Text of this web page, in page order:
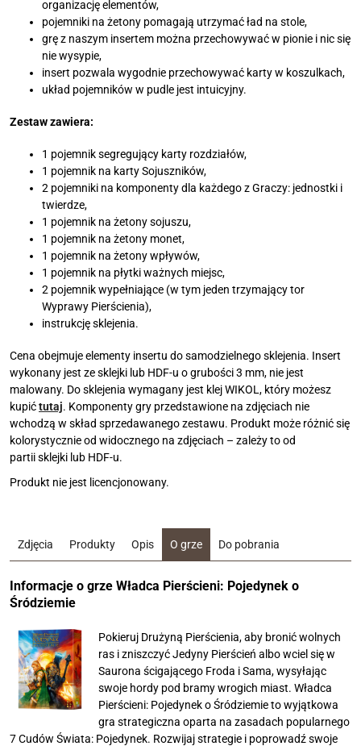
organizację elementów,
pojemniki na żetony pomagają utrzymać ład na stole,
grę z naszym insertem można przechowywać w pionie i nic się
nie wysypie,
insert pozwala wygodnie przechowywać karty w koszulkach,
układ pojemników w pudle jest intuicyjny.
Zestaw zawiera:
1 pojemnik segregujący karty rozdziałów,
1 pojemnik na karty Sojuszników,
2 pojemniki na komponenty dla każdego z Graczy: jednostki i
twierdze,
1 pojemnik na żetony sojuszu,
1 pojemnik na żetony monet,
1 pojemnik na żetony wpływów,
1 pojemnik na płytki ważnych miejsc,
2 pojemnik wypełniające (w tym jeden trzymający tor
Wyprawy Pierścienia),
instrukcję sklejenia.
Cena obejmuje elementy insertu do samodzielnego sklejenia. Insert
wykonany jest ze sklejki lub HDF-u o grubości 3 mm, nie jest
malowany. Do sklejenia wymagany jest klej WIKOL, który możesz
kupićtutaj. Komponenty gry przedstawione na zdjęciach nie
wchodzą w skład sprzedawanego zestawu. Produkt może różnić się
kolorystycznie od widocznego na zdjęciach – zależy to od
partii sklejki lub HDF-u.
Produkt nie jest licencjonowany.
Zdjęcia Produkty Opis O grze Do pobrania
Informacje o grze Władca Pierścieni: Pojedynek o
Śródziemie
Pokieruj Drużyną Pierścienia, aby bronić wolnych
ras i zniszczyć Jedyny Pierścień albo wciel się w
Saurona ścigającego Froda i Sama, wysyłając
swoje hordy pod bramy wrogich miast. Władca
Pierścieni: Pojedynek o Śródziemie to wyjątkowa
gra strategiczna oparta na zasadach popularnego
7 Cudów Świata: Pojedynek. Rozwijaj strategie i poprowadź swoje